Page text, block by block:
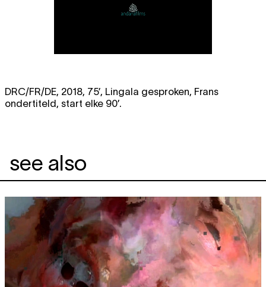
DRC/FR/DE, 2018, 75’, Lingala gesproken, Frans
ondertiteld, start elke 90’.
see also